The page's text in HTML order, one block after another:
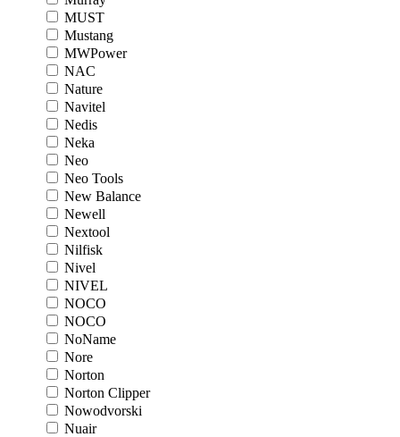
MUST
Mustang
MWPower
NAC
Nature
Navitel
Nedis
Neka
Neo
Neo Tools
New Balance
Newell
Nextool
Nilfisk
Nivel
NIVEL
NOCO
NOCO
NoName
Nore
Norton
Norton Clipper
Nowodvorski
Nuair